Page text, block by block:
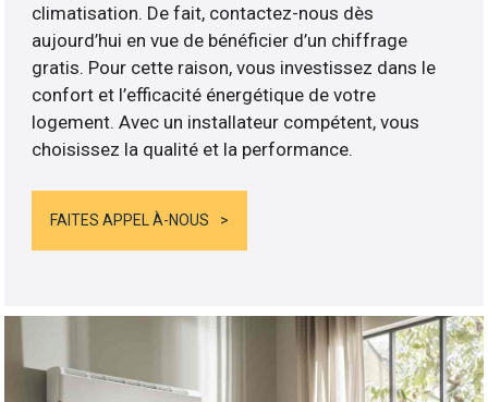
climatisation. De fait, contactez-nous dès
aujourd’hui en vue de bénéficier d’un chiffrage
gratis. Pour cette raison, vous investissez dans le
confort et l’efficacité énergétique de votre
logement. Avec un installateur compétent, vous
choisissez la qualité et la performance.
FAITES APPEL À-NOUS